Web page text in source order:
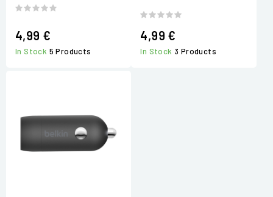
4,99 €
In Stock 5 Products
4,99 €
In Stock 3 Products